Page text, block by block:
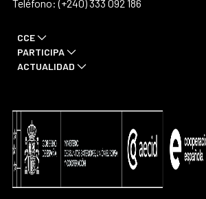
Teléfono: (+240) 333 092 186
CCE
PARTICIPA
ACTUALIDAD